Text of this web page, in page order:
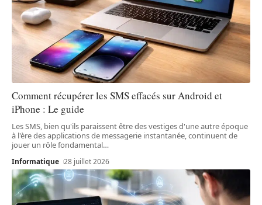
Comment récupérer les SMS effacés sur Android et
iPhone : Le guide
Les SMS, bien qu'ils paraissent être des vestiges d'une autre époque
à l'ère des applications de messagerie instantanée, continuent de
jouer un rôle fondamental…
Informatique 28 juillet 2026